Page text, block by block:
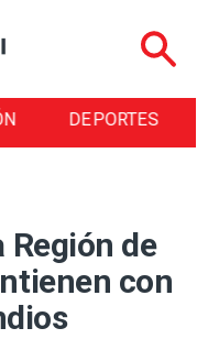
DEPORTES
Región de
con